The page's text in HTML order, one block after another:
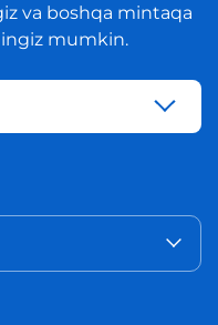
va boshqa mintaqa
mumkin.